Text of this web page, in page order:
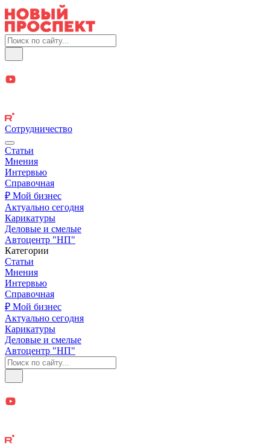
Сотрудничество
Статьи
Мнения
Интервью
Справочная
₽ Мой бизнес
Актуально сегодня
Карикатуры
Деловые и смелые
Автоцентр "НП"
Категории
Статьи
Мнения
Интервью
Справочная
₽ Мой бизнес
Актуально сегодня
Карикатуры
Деловые и смелые
Автоцентр "НП"